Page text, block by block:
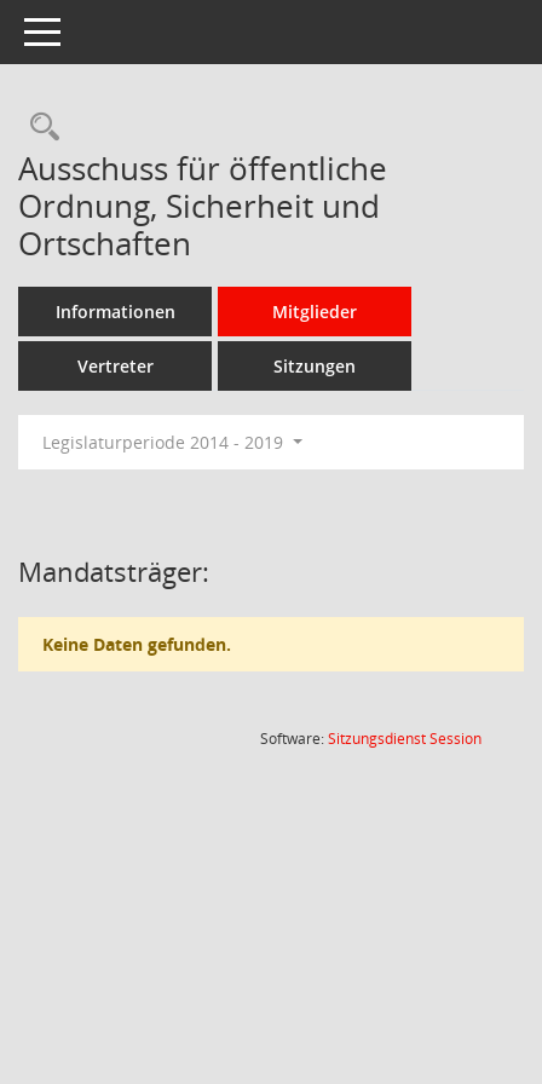
Toggle navigation
Rechercheauswahl
Ausschuss für öffentliche
Ordnung, Sicherheit und
Ortschaften
Informationen Mitglieder
Vertreter Sitzungen
Legislaturperiode 2014 - 2019
Mandatsträger:
Keine Daten gefunden.
Software:SitzungsdienstSession(Wird in